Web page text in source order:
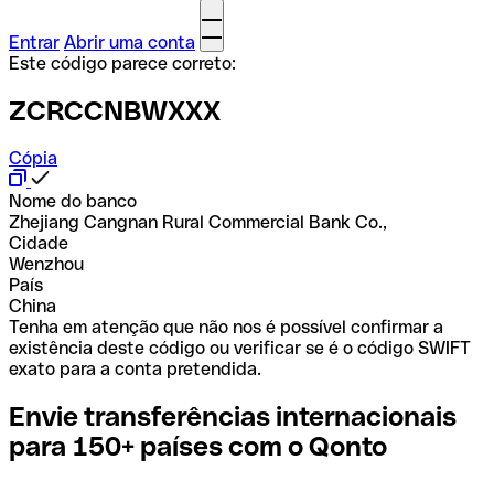
Entrar Abrir uma conta
Este código parece correto:
ZCRCCNBWXXX
Cópia
Nome do banco
Zhejiang Cangnan Rural Commercial Bank Co.,
Cidade
Wenzhou
País
China
Tenha em atenção que não nos é possível confirmar a
existência deste código ou verificar se é o código SWIFT
exato para a conta pretendida.
Envie transferências internacionais
para 150+ países com o Qonto